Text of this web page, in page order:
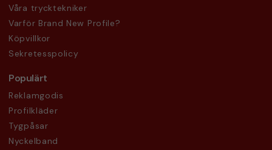
Våra trycktekniker
Varför Brand New Profile?
Köpvillkor
Sekretesspolicy
Populärt
Reklamgodis
Profilkläder
Tygpåsar
Nyckelband